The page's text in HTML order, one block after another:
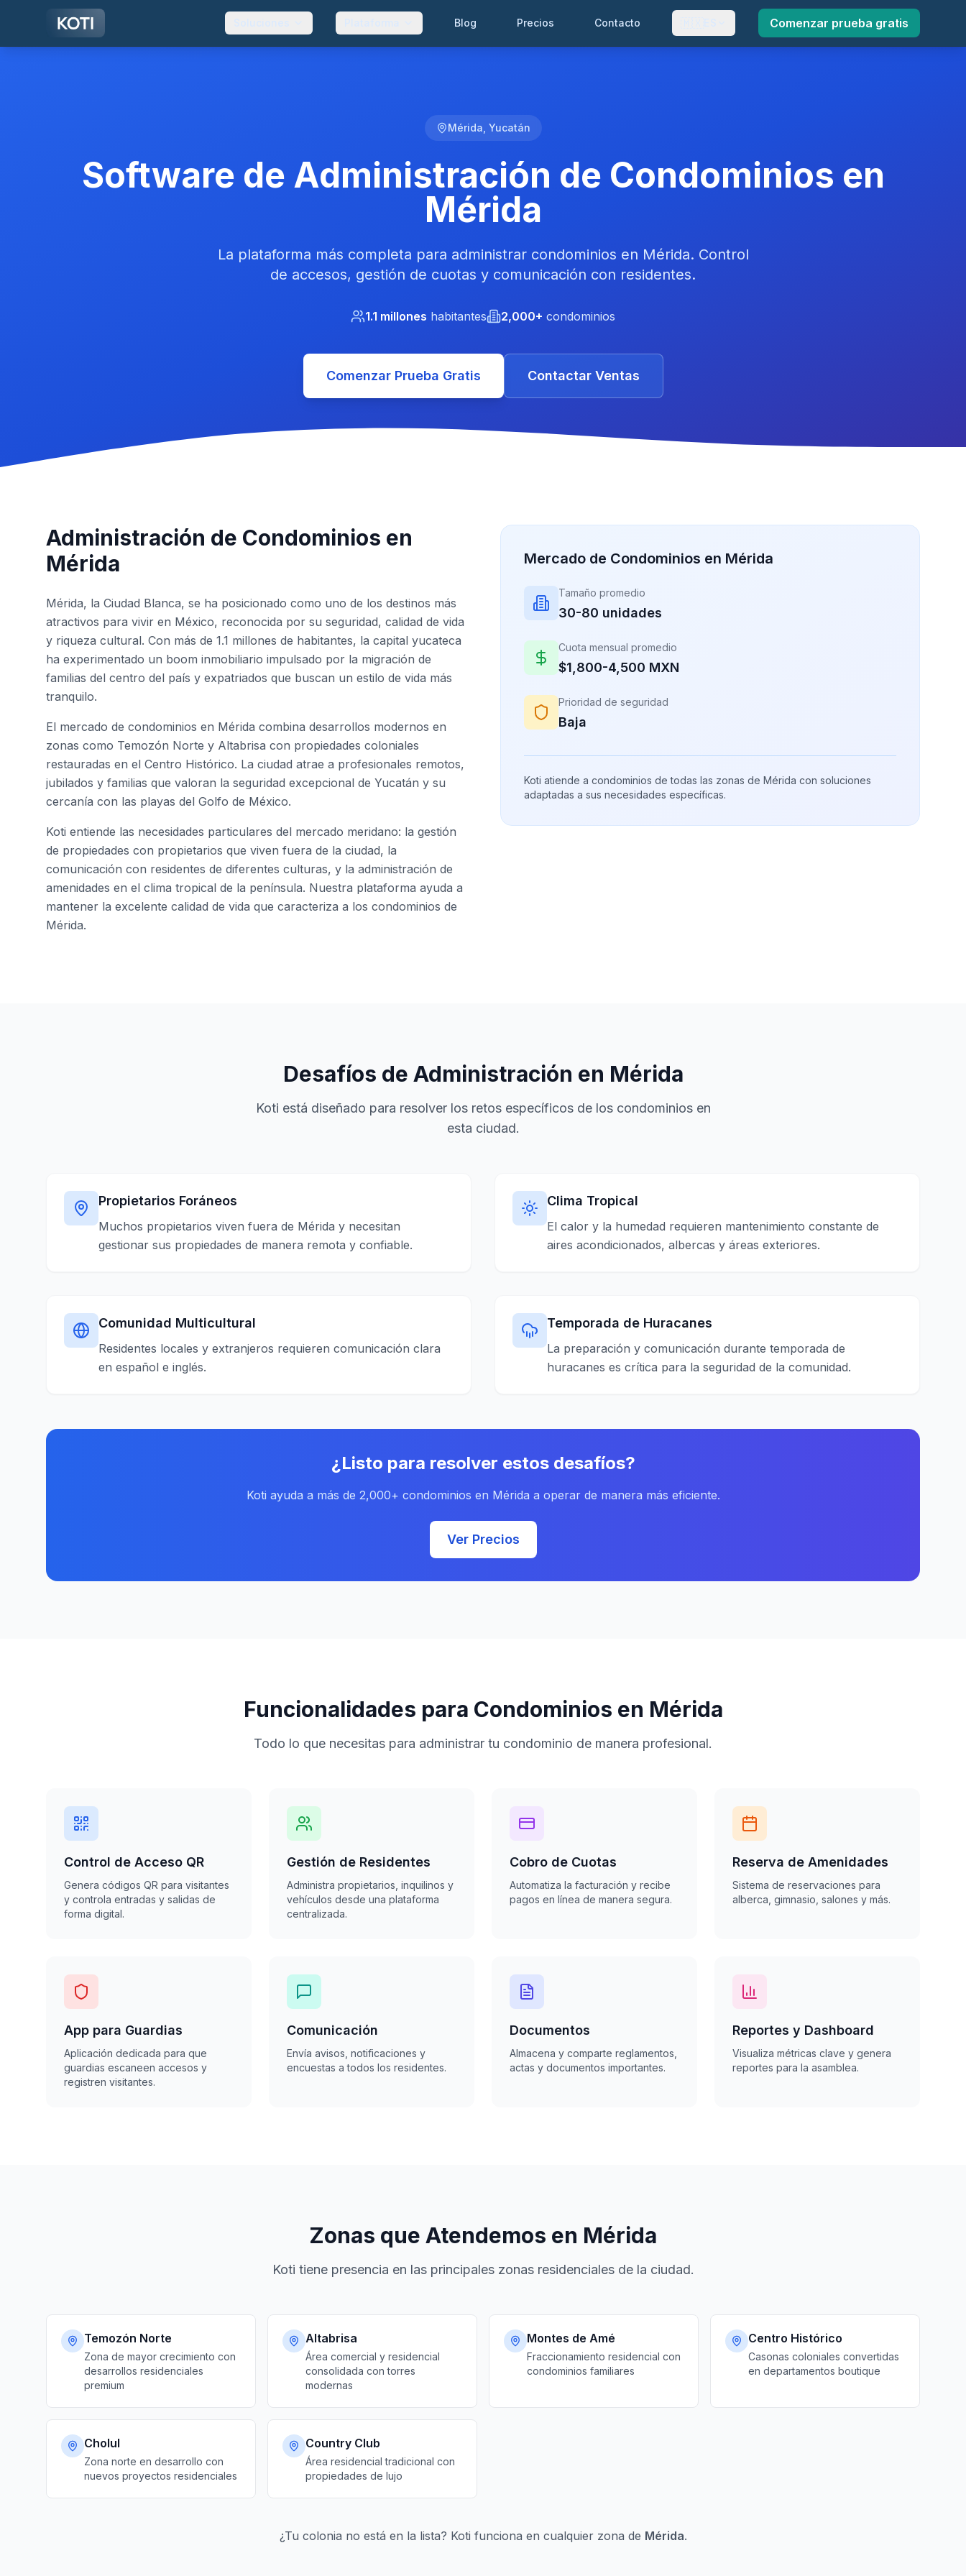
Ir al contenido principal
Blog Precios Contacto Comenzar prueba gratis
Mérida, Yucatán
Software de Administración de Condominios en
Mérida
La plataforma más completa para administrar condominios en Mérida. Control
de accesos, gestión de cuotas y comunicación con residentes.
1.1 millones habitantes 2,000+ condominios
Comenzar Prueba Gratis Contactar Ventas
Administración de Condominios en
Mérida
Mérida, la Ciudad Blanca, se ha posicionado como uno de los destinos más
atractivos para vivir en México, reconocida por su seguridad, calidad de vida
y riqueza cultural. Con más de 1.1 millones de habitantes, la capital yucateca
ha experimentado un boom inmobiliario impulsado por la migración de
familias del centro del país y expatriados que buscan un estilo de vida más
tranquilo.
El mercado de condominios en Mérida combina desarrollos modernos en
zonas como Temozón Norte y Altabrisa con propiedades coloniales
restauradas en el Centro Histórico. La ciudad atrae a profesionales remotos,
jubilados y familias que valoran la seguridad excepcional de Yucatán y su
cercanía con las playas del Golfo de México.
Koti entiende las necesidades particulares del mercado meridano: la gestión
de propiedades con propietarios que viven fuera de la ciudad, la
comunicación con residentes de diferentes culturas, y la administración de
amenidades en el clima tropical de la península. Nuestra plataforma ayuda a
mantener la excelente calidad de vida que caracteriza a los condominios de
Mérida.
Mercado de Condominios en Mérida
Tamaño promedio
30-80 unidades
Cuota mensual promedio
$1,800-4,500 MXN
Prioridad de seguridad
Baja
Koti atiende a condominios de todas las zonas de Mérida con soluciones
adaptadas a sus necesidades específicas.
Desafíos de Administración en Mérida
Koti está diseñado para resolver los retos específicos de los condominios en
esta ciudad.
Propietarios Foráneos
Muchos propietarios viven fuera de Mérida y necesitan
gestionar sus propiedades de manera remota y confiable.
Clima Tropical
El calor y la humedad requieren mantenimiento constante de
aires acondicionados, albercas y áreas exteriores.
Comunidad Multicultural
Residentes locales y extranjeros requieren comunicación clara
en español e inglés.
Temporada de Huracanes
La preparación y comunicación durante temporada de
huracanes es crítica para la seguridad de la comunidad.
¿Listo para resolver estos desafíos?
Koti ayuda a más de 2,000+ condominios en Mérida a operar de manera más eficiente.
Ver Precios
Funcionalidades para Condominios en Mérida
Todo lo que necesitas para administrar tu condominio de manera profesional.
Control de Acceso QR
Genera códigos QR para visitantes
y controla entradas y salidas de
forma digital.
Gestión de Residentes
Administra propietarios, inquilinos y
vehículos desde una plataforma
centralizada.
Cobro de Cuotas
Automatiza la facturación y recibe
pagos en línea de manera segura.
Reserva de Amenidades
Sistema de reservaciones para
alberca, gimnasio, salones y más.
App para Guardias
Aplicación dedicada para que
guardias escaneen accesos y
registren visitantes.
Comunicación
Envía avisos, notificaciones y
encuestas a todos los residentes.
Documentos
Almacena y comparte reglamentos,
actas y documentos importantes.
Reportes y Dashboard
Visualiza métricas clave y genera
reportes para la asamblea.
Zonas que Atendemos en Mérida
Koti tiene presencia en las principales zonas residenciales de la ciudad.
Temozón Norte
Zona de mayor crecimiento con
desarrollos residenciales
premium
Altabrisa
Área comercial y residencial
consolidada con torres
modernas
Montes de Amé
Fraccionamiento residencial con
condominios familiares
Centro Histórico
Casonas coloniales convertidas
en departamentos boutique
Cholul
Zona norte en desarrollo con
nuevos proyectos residenciales
Country Club
Área residencial tradicional con
propiedades de lujo
¿Tu colonia no está en la lista? Koti funciona en cualquier zona de Mérida.